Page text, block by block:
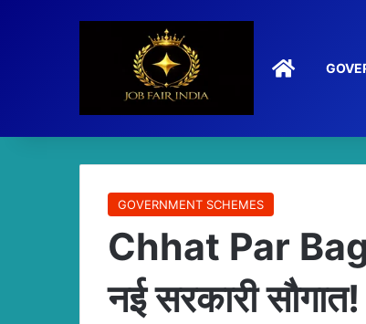
HOME
GOVERNMENT SCHEMES
Chhat Par
नई सरकारी